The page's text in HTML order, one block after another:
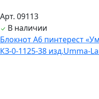
Арт. 09113
В наличии
Блокнот А6 пинтерест
КЗ-0-1125-38 изд.Umma-